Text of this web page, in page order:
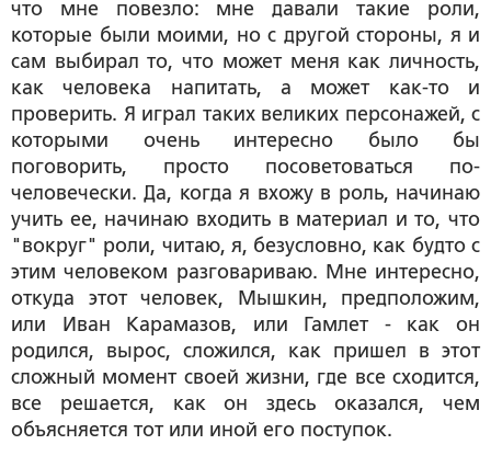
что мне повезло: мне давали такие роли,
которые были моими, но с другой стороны, я и
сам выбирал то, что может меня как личность,
как человека напитать, а может как-то и
проверить. Я играл таких великих персонажей, с
которыми очень интересно было бы
поговорить, просто посоветоваться по-
человечески. Да, когда я вхожу в роль, начинаю
учить ее, начинаю входить в материал и то, что
"вокруг" роли, читаю, я, безусловно, как будто с
этим человеком разговариваю. Мне интересно,
откуда этот человек, Мышкин, предположим,
или Иван Карамазов, или Гамлет - как он
родился, вырос, сложился, как пришел в этот
сложный момент своей жизни, где все сходится,
все решается, как он здесь оказался, чем
объясняется тот или иной его поступок.